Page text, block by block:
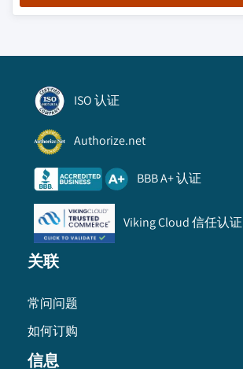
ISO 认证
Authorize.net
BBB A+ 认证
Viking Cloud 信任认证
关联
常问问题
如何订购
信息